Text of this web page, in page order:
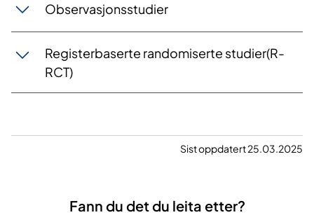
Observasjonsstudier
Registerbaserte randomiserte studier(R-
RCT)
Sist oppdatert 25.03.2025
Fann du det du leita etter?